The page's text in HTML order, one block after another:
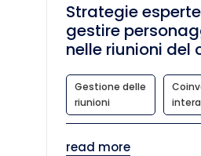
Strategie
gestire
nelle riunioni del
Gestione delle
riunioni
read more